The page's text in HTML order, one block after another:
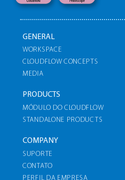
GENERAL
WORKSPACE
CLOUDFLOW CONCEPTS
MEDIA
PRODUCTS
MÓDULO DO CLOUDFLOW
STANDALONE PRODUCTS
COMPANY
SUPORTE
CONTATO
PERFIL DA EMPRESA